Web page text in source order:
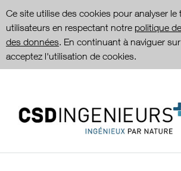
Ce site utilise des cookies pour analyser le
utilisateurs en respectant notre politique
des données. En continuant à naviguer
acceptez l'utilisation de cookies.